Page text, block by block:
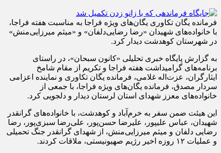
فرمانده یگان تکاوری یگان‌های ویژه فراجا به مناسبت هفته فراجا،
با خانواده‌های شهیدان «رضا رضایی‌دلفان» و «میثم میرزایی‌منش»
در شهرستان کوهدشت دیدار کرد.
به گزارش پایگاه خبری تحلیلی «کانون سبحان»، در راستای
برنامه‌های گرامیداشت هفته فراجا و تکریم از مقام شامخ
ایثارگران، عزت‌اله غلامی، فرمانده یگان تکاوری و نماینده اعزامی
سردار مصدق، فرمانده یگان‌های ویژه فراجا، با جمعی از
خانواده‌های معزز شهدای استان لرستان دیدار و دلجویی کرد.
این هیئت ضمن سفر به خرم‌آباد و کوهدشت، با خانواده‌های گرانقدر
شهیدان، عباس علیپور، علیرضا حسن‌پور، علی‌رضا سبزی‌پور، رضا
رضایی دلفان و میثم میرزایی‌منش، از شهدای گرانقدر جنگ تحمیلی
و عملیات ۱۲ روزه اخیر رژیم صهیونیستی، ملاقات کردند.